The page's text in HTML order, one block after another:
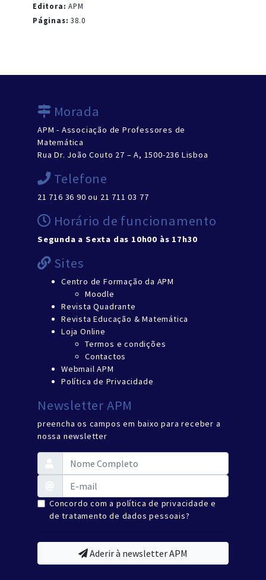
Editora: APM
Páginas: 38.0
Morada
APM - Associação de Professores de
Matemática
Rua Dr. João Couto 27 – A, 1500-236 Lisboa
Telefone
21 716 36 90 ou 21 711 03 77
Horário de funcionamento
Segunda a Sexta das 10h00 às 17h30
Sites
Centro de Formação da APM
Moodle
Revista Quadrante
Revista Educação & Matemática
Loja Online
Termos e condições
Contactos
Webmail APM
Política de Privacidade
Newsletter APM
preencha os campos em baixo para receber a
nossa newsletter
Concordo com a política de privacidade e
de tratamento de dados pessoais?
Aderir à newsletter APM